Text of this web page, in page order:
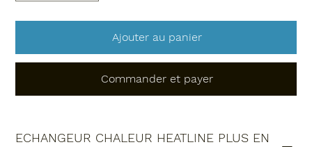
Ajouter au panier
Commander et payer
ECHANGEUR CHALEUR HEATLINE PLUS EN